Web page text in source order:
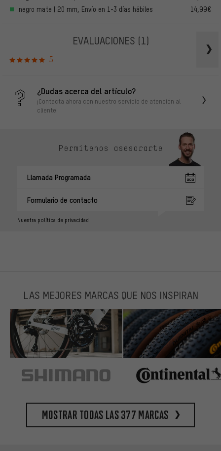
negro mate | 20 mm, Envío en 1-3 días hábiles
14,99€
EVALUACIONES (1)
5
¿Dudas acerca del artículo?
¡Contacta ahora con nuestro servicio de atención al
cliente!
Permítenos asesorarte
Llamada Programada
Formulario de contacto
Nuestra política de privacidad
LAS MEJORES MARCAS QUE NOS INSPIRAN
Mostrar todas las 377 marcas